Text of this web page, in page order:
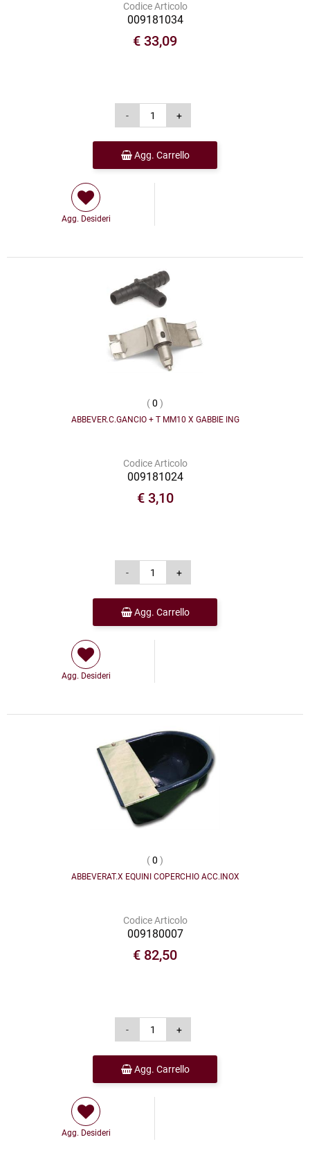
Codice Articolo
009181034
€ 33,09
Agg. Carrello
Agg. Desideri
(0 )
ABBEVER.C.GANCIO + T MM10 X GABBIE ING
Codice Articolo
009181024
€ 3,10
Agg. Carrello
Agg. Desideri
(0 )
ABBEVERAT.X EQUINI COPERCHIO ACC.INOX
Codice Articolo
009180007
€ 82,50
Agg. Carrello
Agg. Desideri